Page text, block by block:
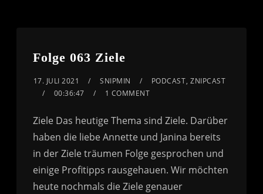
Folge 063 Ziele
17. JULI 2021 SNIPMIN PODCAST,ZNIPCAST
00:36:47
1 COMMENT
Ziele Das heutige Thema sind Ziele. Darüber
haben die liebe Annette und Janina bereits
in der Ziele träumen Folge gesprochen und
einige Profitipps rausgehauen. Wir möchten
heute nochmals die Ziele genauer